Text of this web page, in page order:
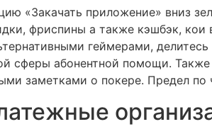
«Закачать приложение» вниз
фриспины а также кэшбэк, кои
геймерами,
сферы абонентной помощи.
заметками о покере. Предел